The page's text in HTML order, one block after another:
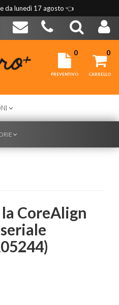
da lunedì 17 agosto 👈
0
PREVENTIVO
0
CARRELLO
CoreAlign